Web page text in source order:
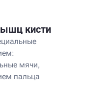
кисти
мячи,
пальца